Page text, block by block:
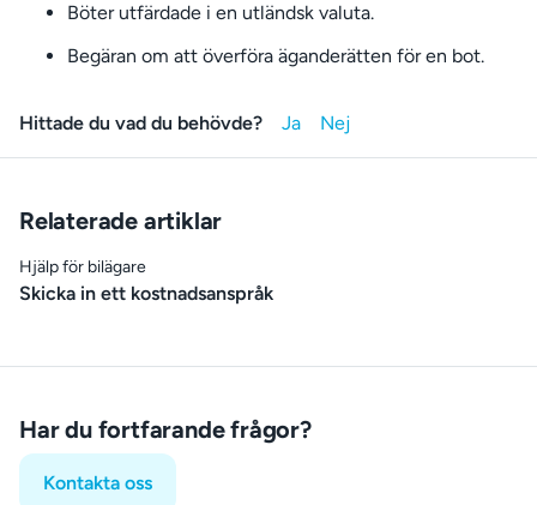
Böter utfärdade i en utländsk valuta.
Begäran om att överföra äganderätten för en bot.
Hittade du vad du behövde?
Relaterade artiklar
Hjälp för bilägare
Skicka in ett kostnadsanspråk
Har du fortfarande frågor?
Kontakta oss